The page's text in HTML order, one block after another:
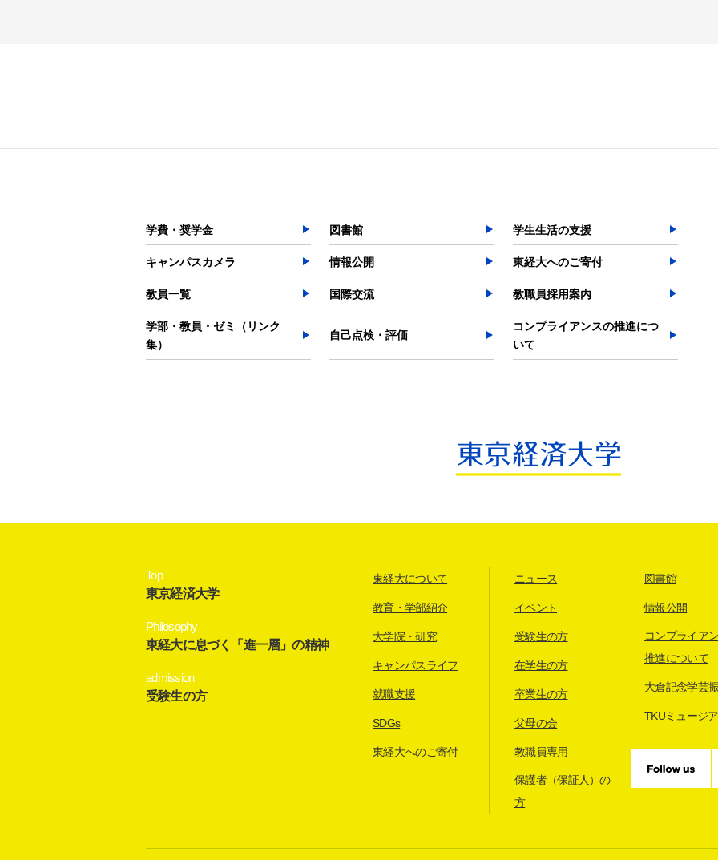
学費・奨学金 図書館 学生生活の支援
キャンパスカメラ 情報公開 東経大へのご寄付
教員一覧 国際交流 教職員採用案内
学部・教員・ゼミ（リンク
集）
自己点検・評価
コンプライアンスの推進につ
いて
Top
東京経済大学
Philosophy
東経大に息づく「進一層」の精神
admission
受験生の方
東経大について
教育・学部紹介
大学院・研究
キャンパスライフ
就職支援
SDGs
東経大へのご寄付
ニュース
イベント
受験生の方
在学生の方
卒業生の方
父母の会
教職員専用
保護者（保証人）の
方
図書館
情報公開
コンプライア
推進について
大倉記念学芸
TKUミュージ